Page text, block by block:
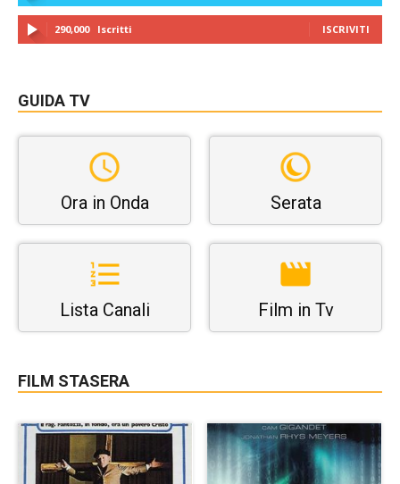
290,000 Iscritti ISCRIVITI
GUIDA TV
Ora in Onda Serata
Lista Canali Film in Tv
FILM STASERA